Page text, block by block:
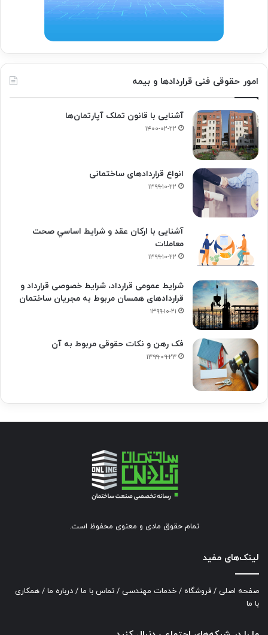
امور حقوقی فنی قراردادها و بیمه
آشنایی با قانون تملک آپارتمان‌ها
۱۴۰۰-۰۲-۲۲
انواع قراردادهای ساختمانی
۱۳۹۹-۱۰-۲۲
آشنایی با ارکان عقد و شرايط اساسي صحت
معاملات
۱۳۹۹-۱۰-۲۲
شرایط عمومی قرارداد، شرایط خصوصی قرارداد و
قراردادهای همسان مربوط به مجریان ساختمان
۱۳۹۹-۱۰-۲۱
فک‌ رهن و نکات حقوقی مربوط به آن
۱۳۹۹-۰۹-۲۳
تمام حقوق مادی و معنوی محفوظ است.
لینک‌های مفید
صفحه اصلی / فروشگاه / خدمات مهندسی / تماس با ما / درباره ما / همکاری
با ما